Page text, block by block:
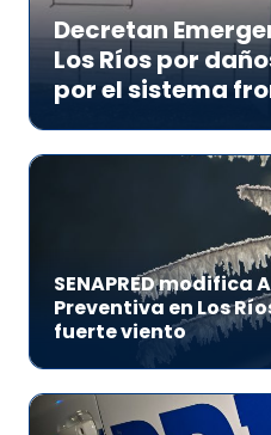
Decretan
Los Ríos por
por el sistema
SENAPRED
Preventiva en Los
fuerte viento